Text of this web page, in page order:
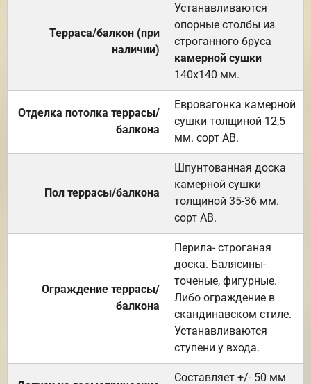
Терраса/балкон (при
наличии)
Устанавливаются
опорные столбы из
строганного бруса
камерной сушки
140х140 мм.
Отделка потолка террасы/
балкона
Евровагонка камерной
сушки толщиной 12,5
мм. сорт АВ.
Пол террасы/балкона
Шпунтованная доска
камерной сушки
толщиной 35-36 мм.
сорт АВ.
Ограждение террасы/
балкона
Перила- строганая
доска. Балясины-
точеные, фигурные.
Либо ограждение в
скандинавском стиле.
Устанавливаются
ступени у входа.
Составляет +/- 50 мм